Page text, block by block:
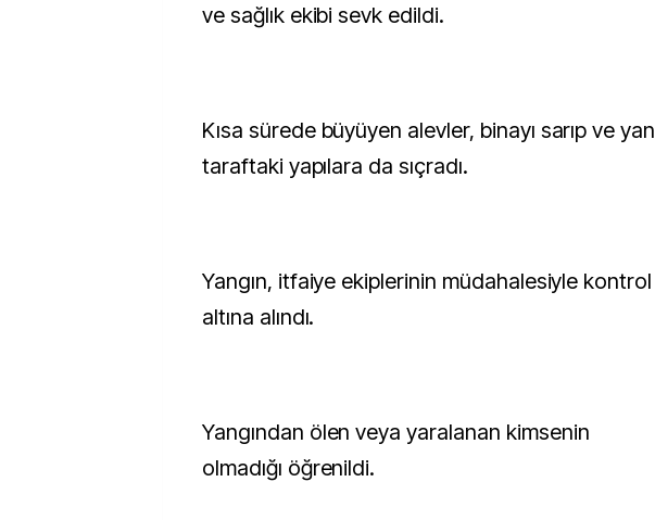
ve sağlık ekibi sevk edildi.
Kısa sürede büyüyen alevler, binayı sarıp ve yan
taraftaki yapılara da sıçradı.
Yangın, itfaiye ekiplerinin müdahalesiyle kontrol
altına alındı.
Yangından ölen veya yaralanan kimsenin
olmadığı öğrenildi.